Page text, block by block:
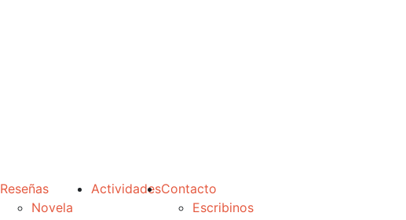
Reseñas
Novela
ActividadesContacto
Escribinos